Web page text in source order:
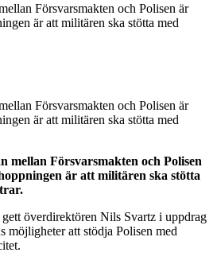
Försvarsmakten och Polisen är
är att militären ska stötta med
Försvarsmakten och Polisen är
är att militären ska stötta med
mellan Försvarsmakten och Polisen
är att militären ska stötta
gett överdirektören Nils Svartz i uppdrag
möjligheter att stödja Polisen med